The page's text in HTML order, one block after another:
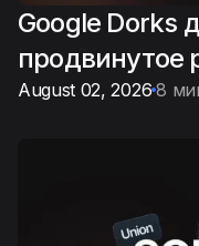
Google Dorks
продвинутое
August 02, 2026 8